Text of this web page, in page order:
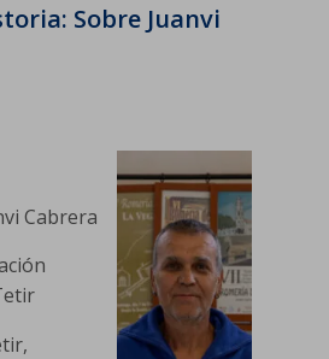
Sobre Juanvi
Cabrera